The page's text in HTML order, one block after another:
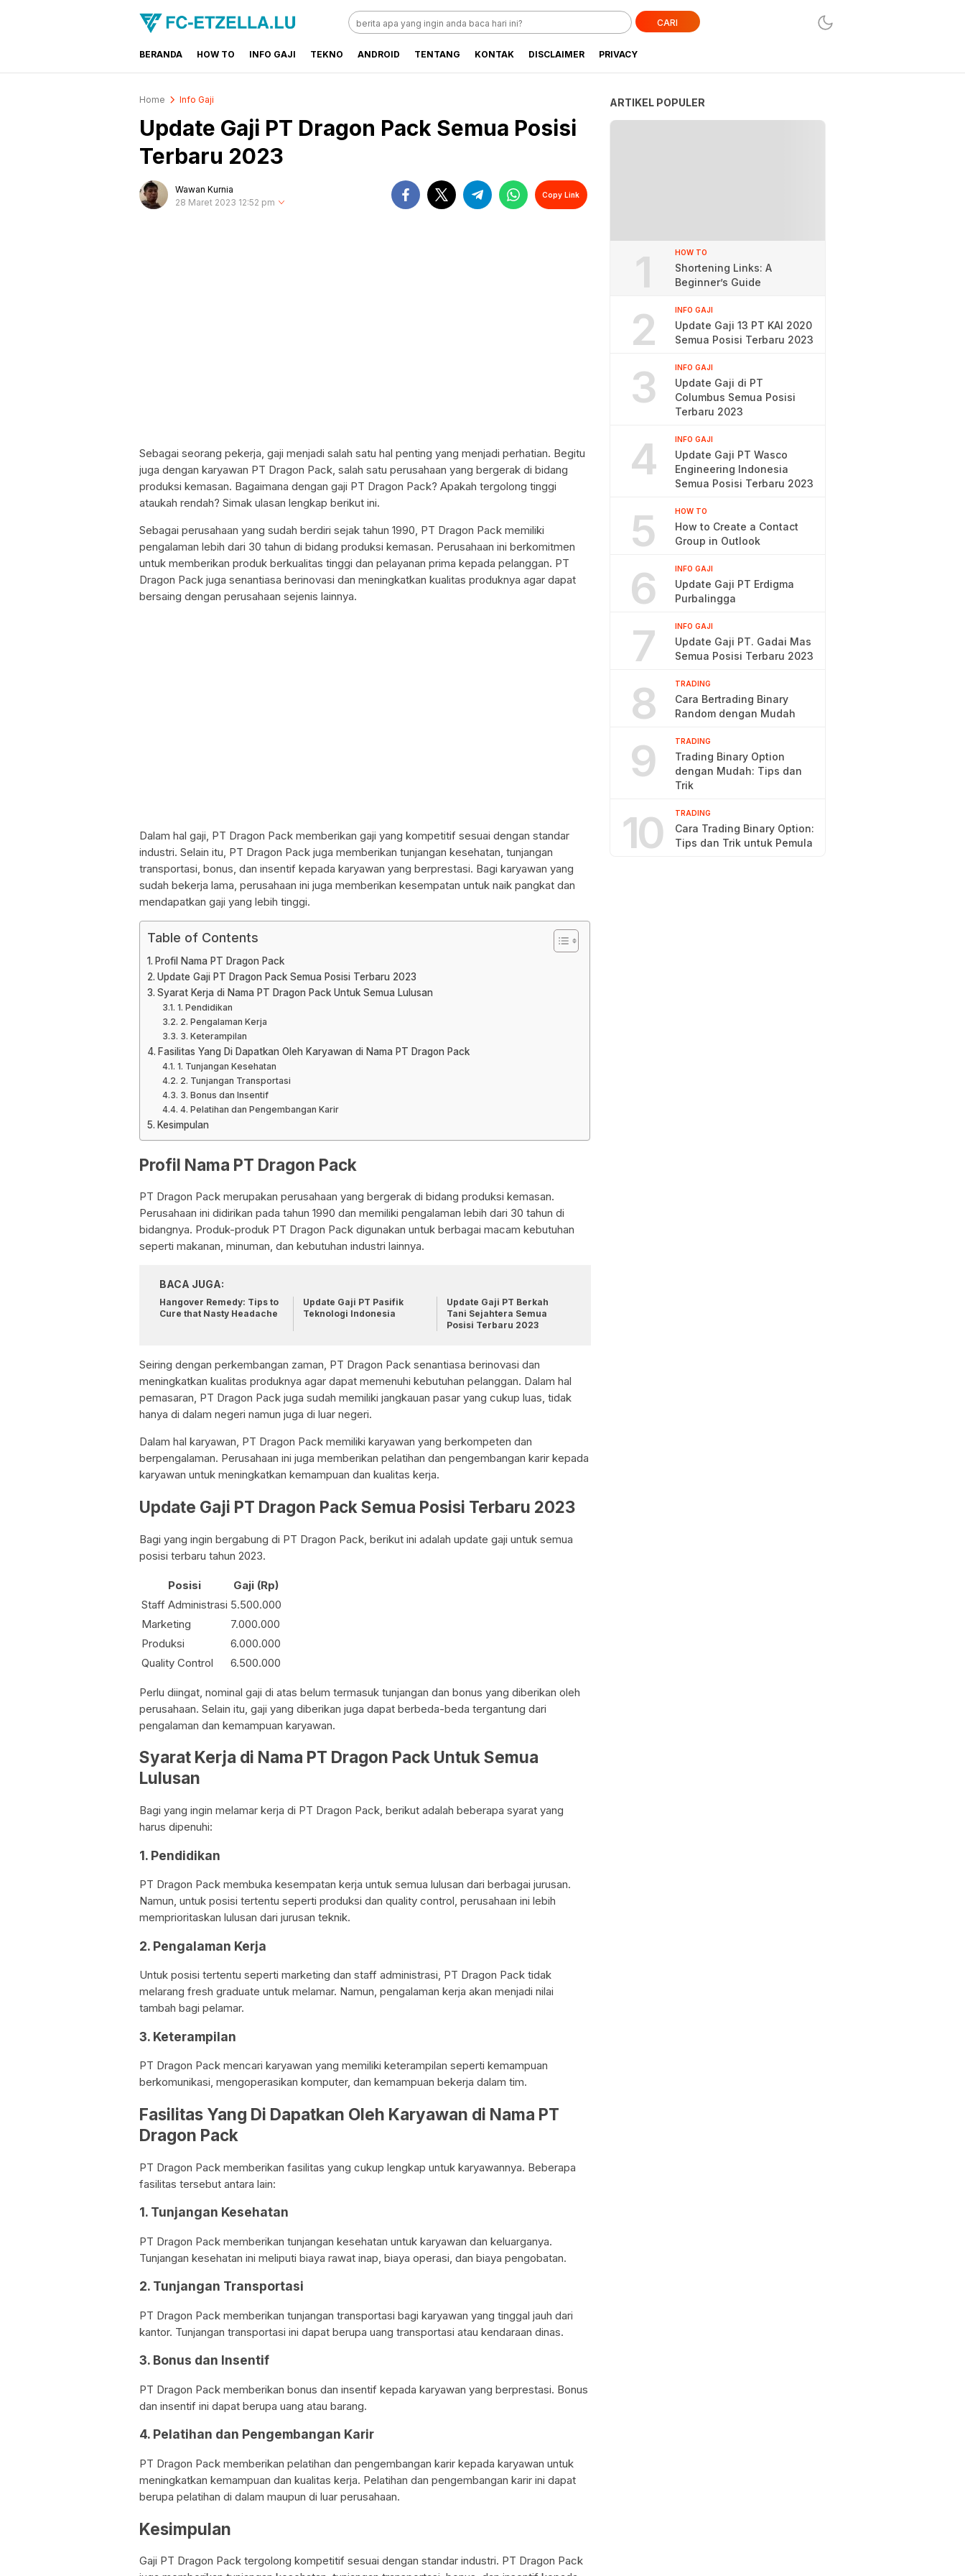
FC-ETZELLA.LU
Share & Learn The World
CARI
BERANDA HOW TO INFO GAJI TEKNO ANDROID TENTANG KONTAK DISCLAIMER PRIVACY
Home Info Gaji
Update Gaji PT Dragon Pack Semua Posisi
Terbaru 2023
Wawan Kurnia
28 Maret 2023 12:52 pm
Copy Link
Sebagai seorang pekerja, gaji menjadi salah satu hal penting yang menjadi perhatian. Begitu
juga dengan karyawan PT Dragon Pack, salah satu perusahaan yang bergerak di bidang
produksi kemasan. Bagaimana dengan gaji PT Dragon Pack? Apakah tergolong tinggi
ataukah rendah? Simak ulasan lengkap berikut ini.
Sebagai perusahaan yang sudah berdiri sejak tahun 1990, PT Dragon Pack memiliki
pengalaman lebih dari 30 tahun di bidang produksi kemasan. Perusahaan ini berkomitmen
untuk memberikan produk berkualitas tinggi dan pelayanan prima kepada pelanggan. PT
Dragon Pack juga senantiasa berinovasi dan meningkatkan kualitas produknya agar dapat
bersaing dengan perusahaan sejenis lainnya.
Dalam hal gaji, PT Dragon Pack memberikan gaji yang kompetitif sesuai dengan standar
industri. Selain itu, PT Dragon Pack juga memberikan tunjangan kesehatan, tunjangan
transportasi, bonus, dan insentif kepada karyawan yang berprestasi. Bagi karyawan yang
sudah bekerja lama, perusahaan ini juga memberikan kesempatan untuk naik pangkat dan
mendapatkan gaji yang lebih tinggi.
Table of Contents
Profil Nama PT Dragon Pack
Update Gaji PT Dragon Pack Semua Posisi Terbaru 2023
Syarat Kerja di Nama PT Dragon Pack Untuk Semua Lulusan
1. Pendidikan
2. Pengalaman Kerja
3. Keterampilan
Fasilitas Yang Di Dapatkan Oleh Karyawan di Nama PT Dragon Pack
1. Tunjangan Kesehatan
2. Tunjangan Transportasi
3. Bonus dan Insentif
4. Pelatihan dan Pengembangan Karir
Kesimpulan
Profil Nama PT Dragon Pack
PT Dragon Pack merupakan perusahaan yang bergerak di bidang produksi kemasan.
Perusahaan ini didirikan pada tahun 1990 dan memiliki pengalaman lebih dari 30 tahun di
bidangnya. Produk-produk PT Dragon Pack digunakan untuk berbagai macam kebutuhan
seperti makanan, minuman, dan kebutuhan industri lainnya.
BACA JUGA:
Hangover Remedy: Tips to
Cure that Nasty Headache
Update Gaji PT Pasifik
Teknologi Indonesia
Update Gaji PT Berkah
Tani Sejahtera Semua
Posisi Terbaru 2023
Seiring dengan perkembangan zaman, PT Dragon Pack senantiasa berinovasi dan
meningkatkan kualitas produknya agar dapat memenuhi kebutuhan pelanggan. Dalam hal
pemasaran, PT Dragon Pack juga sudah memiliki jangkauan pasar yang cukup luas, tidak
hanya di dalam negeri namun juga di luar negeri.
Dalam hal karyawan, PT Dragon Pack memiliki karyawan yang berkompeten dan
berpengalaman. Perusahaan ini juga memberikan pelatihan dan pengembangan karir kepada
karyawan untuk meningkatkan kemampuan dan kualitas kerja.
Update Gaji PT Dragon Pack Semua Posisi Terbaru 2023
Bagi yang ingin bergabung di PT Dragon Pack, berikut ini adalah update gaji untuk semua
posisi terbaru tahun 2023.
Posisi
Gaji (Rp)
Staff Administrasi 5.500.000
Marketing
7.000.000
Produksi
6.000.000
Quality Control
6.500.000
Perlu diingat, nominal gaji di atas belum termasuk tunjangan dan bonus yang diberikan oleh
perusahaan. Selain itu, gaji yang diberikan juga dapat berbeda-beda tergantung dari
pengalaman dan kemampuan karyawan.
Syarat Kerja di Nama PT Dragon Pack Untuk Semua
Lulusan
Bagi yang ingin melamar kerja di PT Dragon Pack, berikut adalah beberapa syarat yang
harus dipenuhi:
1. Pendidikan
PT Dragon Pack membuka kesempatan kerja untuk semua lulusan dari berbagai jurusan.
Namun, untuk posisi tertentu seperti produksi dan quality control, perusahaan ini lebih
memprioritaskan lulusan dari jurusan teknik.
2. Pengalaman Kerja
Untuk posisi tertentu seperti marketing dan staff administrasi, PT Dragon Pack tidak
melarang fresh graduate untuk melamar. Namun, pengalaman kerja akan menjadi nilai
tambah bagi pelamar.
3. Keterampilan
PT Dragon Pack mencari karyawan yang memiliki keterampilan seperti kemampuan
berkomunikasi, mengoperasikan komputer, dan kemampuan bekerja dalam tim.
Fasilitas Yang Di Dapatkan Oleh Karyawan di Nama PT
Dragon Pack
PT Dragon Pack memberikan fasilitas yang cukup lengkap untuk karyawannya. Beberapa
fasilitas tersebut antara lain:
1. Tunjangan Kesehatan
PT Dragon Pack memberikan tunjangan kesehatan untuk karyawan dan keluarganya.
Tunjangan kesehatan ini meliputi biaya rawat inap, biaya operasi, dan biaya pengobatan.
2. Tunjangan Transportasi
PT Dragon Pack memberikan tunjangan transportasi bagi karyawan yang tinggal jauh dari
kantor. Tunjangan transportasi ini dapat berupa uang transportasi atau kendaraan dinas.
3. Bonus dan Insentif
PT Dragon Pack memberikan bonus dan insentif kepada karyawan yang berprestasi. Bonus
dan insentif ini dapat berupa uang atau barang.
4. Pelatihan dan Pengembangan Karir
PT Dragon Pack memberikan pelatihan dan pengembangan karir kepada karyawan untuk
meningkatkan kemampuan dan kualitas kerja. Pelatihan dan pengembangan karir ini dapat
berupa pelatihan di dalam maupun di luar perusahaan.
Kesimpulan
Gaji PT Dragon Pack tergolong kompetitif sesuai dengan standar industri. PT Dragon Pack
ARTIKEL POPULER
1 HOW TO
Shortening Links: A
Beginner’s Guide
2 INFO GAJI
Update Gaji 13 PT KAI 2020
Semua Posisi Terbaru 2023
3 INFO GAJI
Update Gaji di PT
Columbus Semua Posisi
Terbaru 2023
4 INFO GAJI
Update Gaji PT Wasco
Engineering Indonesia
Semua Posisi Terbaru 2023
5 HOW TO
How to Create a Contact
Group in Outlook
6 INFO GAJI
Update Gaji PT Erdigma
Purbalingga
7 INFO GAJI
Update Gaji PT. Gadai Mas
Semua Posisi Terbaru 2023
8 TRADING
Cara Bertrading Binary
Random dengan Mudah
9 TRADING
Trading Binary Option
dengan Mudah: Tips dan
Trik
10 TRADING
Cara Trading Binary Option:
Tips dan Trik untuk Pemula